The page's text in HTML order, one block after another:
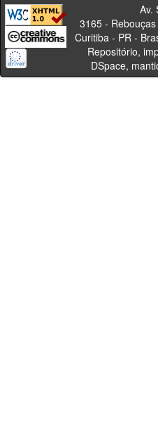
Av. Sete
3165 -
Curitiba -
Repositório,
DSpace,